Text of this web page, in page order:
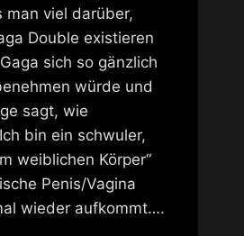
man viel darüber,
Double existieren
sich so gänzlich
würde und
sagt, wie
bin ein schwuler,
weiblichen Körper“
Penis/Vagina
wieder aufkommt….